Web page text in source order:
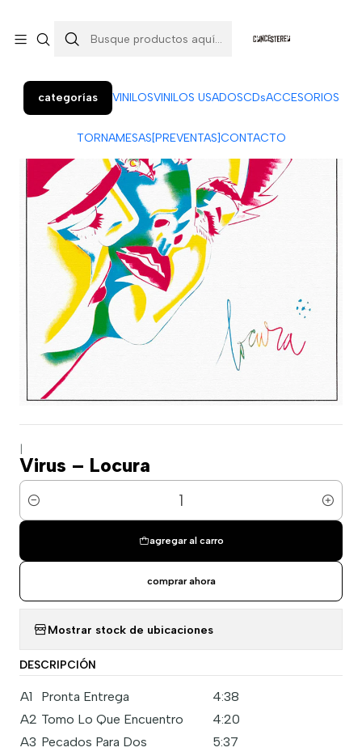
categorías VINILOSVINILOS USADOSCDsACCESORIOS
TORNAMESAS[PREVENTAS]CONTACTO
Virus – Locura
Cantidad
agregar al carro
comprar ahora
Mostrar stock de ubicaciones
DESCRIPCIÓN
A1 Pronta Entrega
4:38
A2 Tomo Lo Que Encuentro
4:20
A3 Pecados Para Dos
5:37